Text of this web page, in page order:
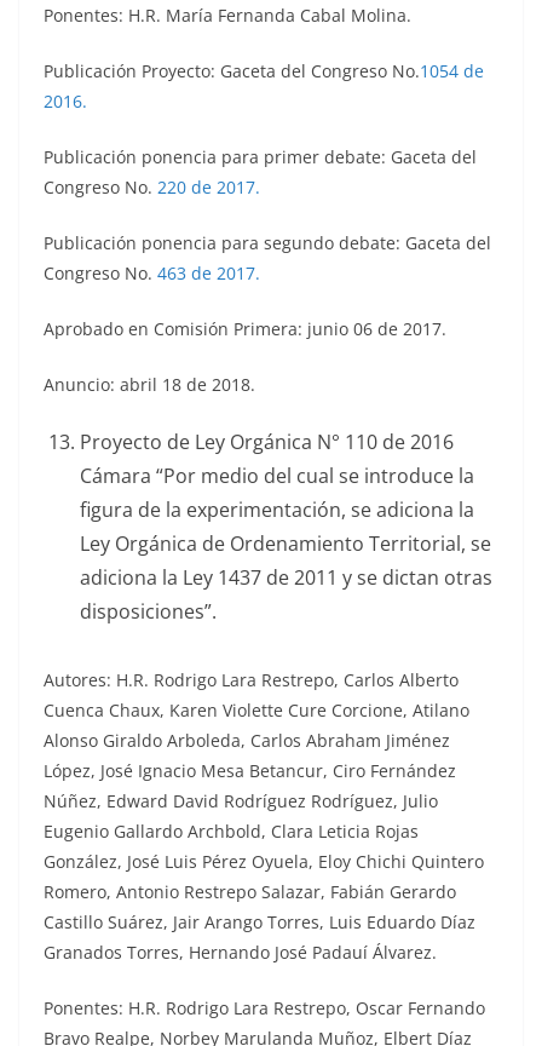
Ponentes: H.R. María Fernanda Cabal Molina.
Publicación Proyecto: Gaceta del Congreso No.1054 de
2016.
Publicación ponencia para primer debate: Gaceta del
Congreso No. 220 de 2017.
Publicación ponencia para segundo debate: Gaceta del
Congreso No. 463 de 2017.
Aprobado en Comisión Primera: junio 06 de 2017.
Anuncio: abril 18 de 2018.
Proyecto de Ley Orgánica N° 110 de 2016
Cámara “Por medio del cual se introduce la
figura de la experimentación, se adiciona la
Ley Orgánica de Ordenamiento Territorial, se
adiciona la Ley 1437 de 2011 y se dictan otras
disposiciones”.
Autores: H.R. Rodrigo Lara Restrepo, Carlos Alberto
Cuenca Chaux, Karen Violette Cure Corcione, Atilano
Alonso Giraldo Arboleda, Carlos Abraham Jiménez
López, José Ignacio Mesa Betancur, Ciro Fernández
Núñez, Edward David Rodríguez Rodríguez, Julio
Eugenio Gallardo Archbold, Clara Leticia Rojas
González, José Luis Pérez Oyuela, Eloy Chichi Quintero
Romero, Antonio Restrepo Salazar, Fabián Gerardo
Castillo Suárez, Jair Arango Torres, Luis Eduardo Díaz
Granados Torres, Hernando José Padauí Álvarez.
Ponentes: H.R. Rodrigo Lara Restrepo, Oscar Fernando
Bravo Realpe, Norbey Marulanda Muñoz, Elbert Díaz